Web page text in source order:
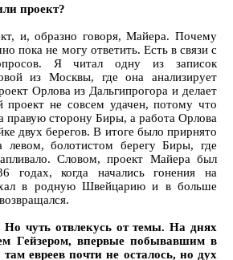
проект?
и, образно говоря, Майера. Почему
пока не могу ответить. Есть в связи с
Я читал одну из записок
из Москвы, где она анализирует
Орлова из Дальгипрогора и делает
проект не совсем удачен, потому что
правую сторону Биры, а работа Орлова
двух берегов. В итоге было прирнято
левом, болотистом берегу Биры, где
Словом, проект Майера был
годах, когда начались гонения на
в родную Швейцарию и в больше
возвращался.
Но чуть отвлекусь от темы. На днях
Гейзером, впервые побывавшим в
евреев почти не осталось, но дух